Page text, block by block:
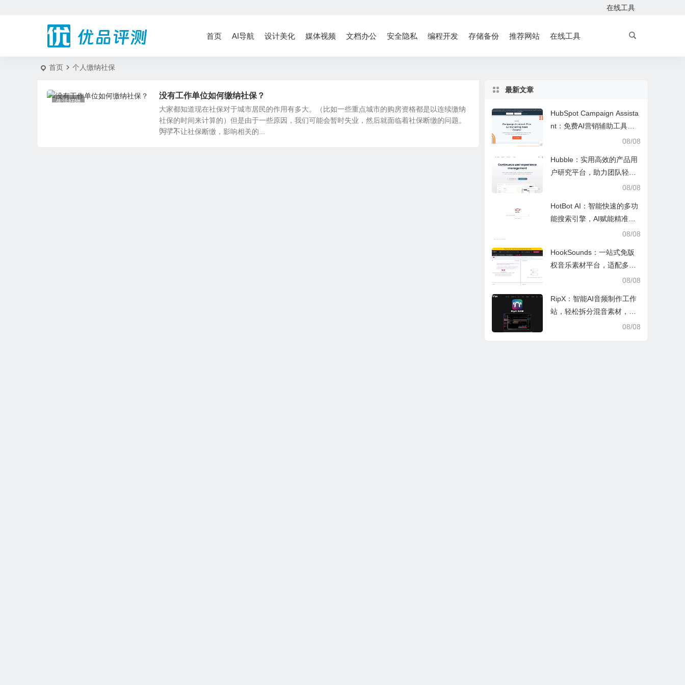
在线工具
首页 AI导航 设计美化 媒体视频 文档办公 安全隐私 编程开发 存储备份 推荐网站 在线工具
首页 个人缴纳社保
生活好物
没有工作单位如何缴纳社保？
大家都知道现在社保对于城市居民的作用有多大。（比如一些重点城市的购房资格都是以连续缴纳
社保的时间来计算的）但是由于一些原因，我们可能会暂时失业，然后就面临着社保断缴的问题。
为了不让社保断缴，影响相关的...
03/27
最新文章
HubSpot Campaign Assista
nt：免费AI营销辅助工具，
快速写文案提效优化营销工
08/08
Hubble：实用高效的产品用
户研究平台，助力团队轻松
08/08
HotBot AI：智能快速的多功
能搜索引擎，AI赋能精准检
08/08
HookSounds：一站式免版
权音乐素材平台，适配多场
08/08
RipX：智能AI音频制作工作
站，轻松拆分混音素材，助
08/08